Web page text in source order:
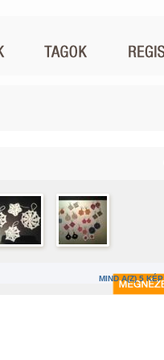
MIND A(Z) 5 KÉP